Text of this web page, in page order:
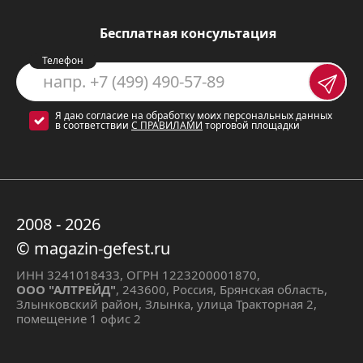
Плита оснащена четырьмя газовыми
конфорками, что позволяет готовить
сразу несколько блюд
одновременно.Для удобства
электророзжигом конфорок,
включить горелку одним нажатием
кнопки.
Газовая духовка объемом 52 литра -
это отличный вариант для
Бесплатная консультация
Телефон
Я даю согласие на обработку моих персональных данных
в соответствии С ПРАВИЛАМИ торговой площадки
2008 - 2026
© magazin-gefest.ru
ИНН 3241018433, ОГРН 1223200001870,
ООО "АЛТРЕЙД", 243600, Россия, Брянская область,
Злынковский район, Злынка, улица Тракторная 2,
помещение 1 офис 2